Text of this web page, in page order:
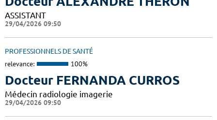
ASSISTANT
29/04/2026 09:50
PROFESSIONNELS DE SANTÉ
relevance: 100%
Docteur FERNANDA CURROS
Médecin radiologie imagerie
29/04/2026 09:50